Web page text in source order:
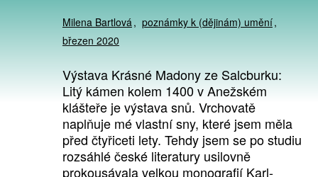
Milena Bartlová
poznámky k (dějinám) umění
březen 2020
Výstava Krásné Madony ze Salcburku:
Litý kámen kolem 1400 v Anežském
klášteře je výstava snů. Vrchovatě
naplňuje mé vlastní sny, které jsem měla
před čtyřiceti lety. Tehdy jsem se po studiu
rozsáhlé české literatury usilovně
prokousávala velkou monografií Karl-